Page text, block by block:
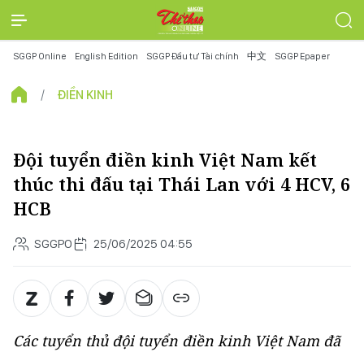
SGGP Online English Edition SGGP Đầu tư Tài chính 中文 SGGP Epaper
ĐIỀN KINH
Đội tuyển điền kinh Việt Nam kết
thúc thi đấu tại Thái Lan với 4 HCV, 6
HCB
SGGPO 25/06/2025 04:55
Các tuyển thủ đội tuyển điền kinh Việt Nam đã